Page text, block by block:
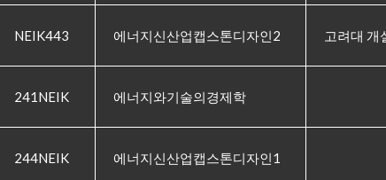
NEIK443 에너지신산업캡스톤디자인2 고려대 개
241NEIK 에너지와기술의경제학
244NEIK 에너지신산업캡스톤디자인1